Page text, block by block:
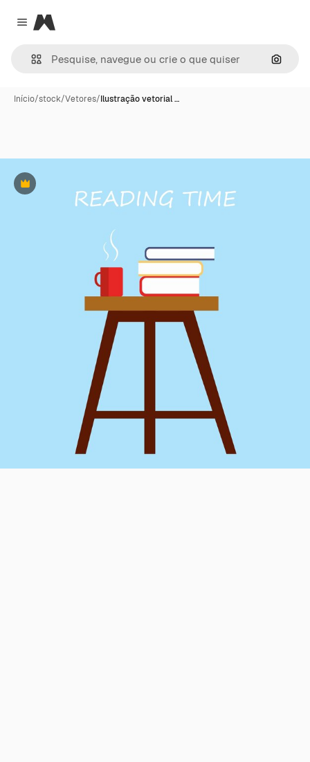
Close menu
Magnific
Início/stock/Vetores/Ilustração vetorial …
Premium